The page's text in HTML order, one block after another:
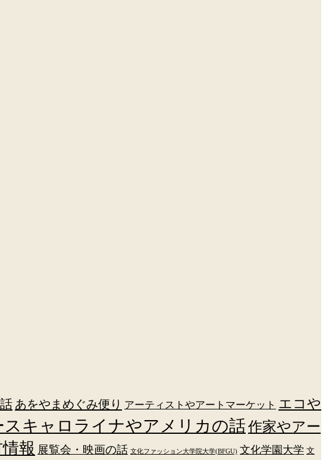
あをやまめぐみ便り アーティストやアートマーケット エコや
スキャロライナやアメリカの話作家やアー
報 展覧会・映画の話 文化ファッション大学院大学(BFGU) 文化学園大学 文